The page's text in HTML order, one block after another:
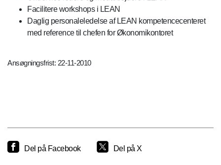
Facilitere workshops i LEAN
Daglig personaleledelse af LEAN kompetencecenteret
med reference til chefen for Økonomikontoret
Ansøgningsfrist: 22-11-2010
Del på Facebook Del på X